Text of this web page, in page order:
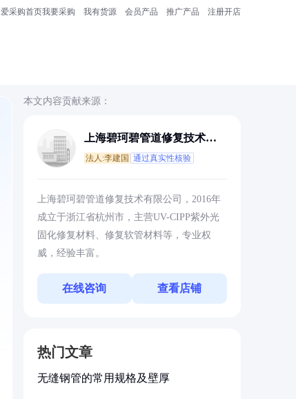
爱采购首页我要采购 我有货源 会员产品 推广产品 注册开店
本文内容贡献来源：
上海碧珂碧管道修复技术有
法人:李建国 通过真实性核验
上海碧珂碧管道修复技术有限公司，2016年
成立于浙江省杭州市，主营UV-CIPP紫外光
固化修复材料、修复软管材料等，专业权
威，经验丰富。
在线咨询 查看店铺
热门文章
无缝钢管的常用规格及壁厚